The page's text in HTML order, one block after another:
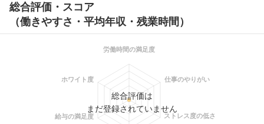
総合評価・スコア
（働きやすさ・平均年収・残業時間）
総合評価は
まだ登録されていません